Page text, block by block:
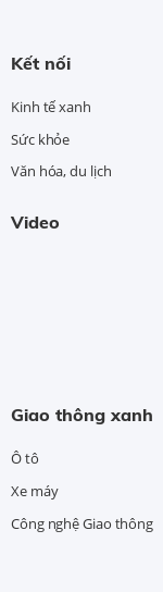
Kết nối
Kinh tế xanh
Sức khỏe
Văn hóa, du lịch
Video
Giao thông xanh
Ô tô
Xe máy
Công nghệ Giao thông